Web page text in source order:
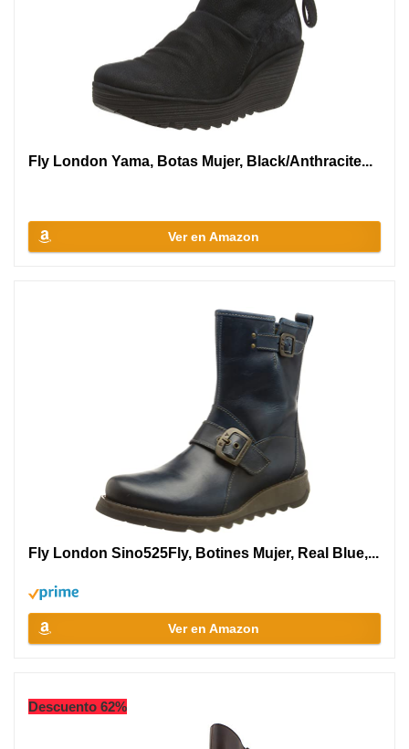
Fly London Yama, Botas Mujer, Black/Anthracite...
Ver en Amazon
Fly London Sino525Fly, Botines Mujer, Real Blue,...
Ver en Amazon
Descuento 62%